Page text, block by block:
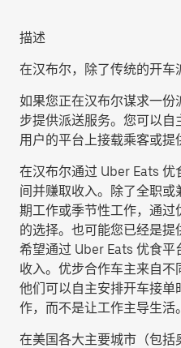
描述
在汉布尔，除了传统的开车
如果您正在汉布尔谋求一
步提供派送服务。您可以
用户的平台上接载乘客或提
在汉布尔通过 Uber Eats
间并赚取收入。除了全职
期工作或季节性工作，通
的选择。也可能您已经是
希望通过 Uber Eats 优食
收入。优步合作车主来自不
他们可以自主安排开车接
作，而不是让工作主导生活。
在美国各大主要城市（包